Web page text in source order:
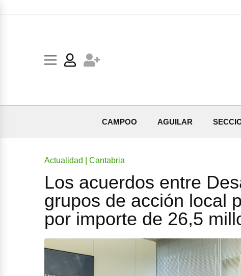
CAMPOO AGUILAR
Actualidad | Cantabria
Los acuerdos entre
grupos de acción local
por importe de 26,5